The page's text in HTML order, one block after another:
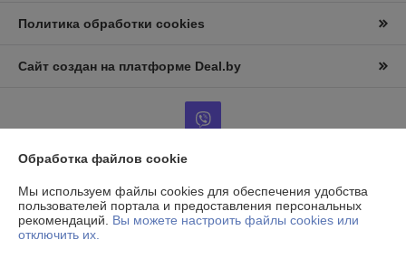
Политика обработки cookies
Сайт создан на платформе Deal.by
Информация для покупателя
Юридическое лицо:ООО «АльтернативаСервисТорг»
РБ, г.Минск, ул. Уборевича 99
Обработка файлов cookie
Мы используем файлы cookies для обеспечения удобства
пользователей портала и предоставления персональных
рекомендаций. Вы можете настроить файлы cookies или
отключить их.